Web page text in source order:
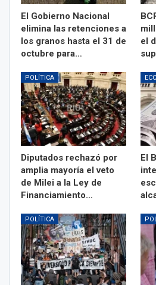
El Gobierno Nacional
elimina las retenciones a
los granos hasta el 31 de
octubre para…
el
POLÍTICA
Diputados rechazó por
amplia mayoría el veto
de Milei a la Ley de
Financiamiento…
El
POLÍTICA